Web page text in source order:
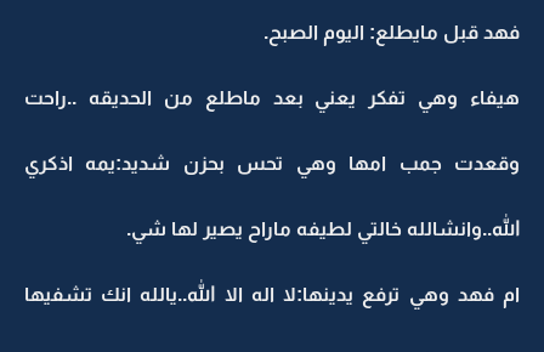
فهد قبل مايطلع: اليوم الصبح.
هيفاء وهي تفكر يعني بعد ماطلع من الحديقه ..راحت
وقعدت جمب امها وهي تحس بحزن شديد:يمه اذكري
الله..وانشالله خالتي لطيفه ماراح يصير لها شي.
ام فهد وهي ترفع يدينها:لا اله الا الله..يالله انك تشفيها